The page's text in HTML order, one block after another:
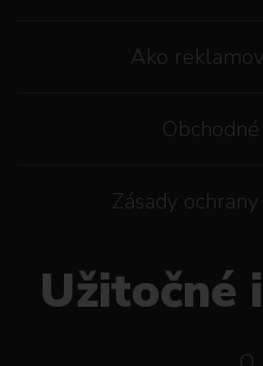
Ako
Zásady
Užitočné